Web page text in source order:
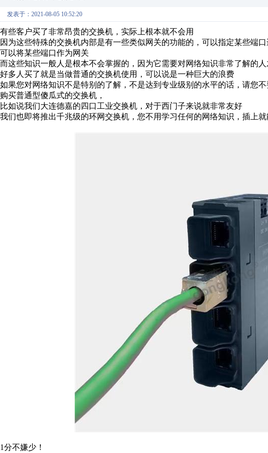
发表于：2021-08-05 10:52:20
有些客户买了非常昂贵的交换机，实际上根本就不会用
因为这些特殊的交换机内部是有一些类似网关的功能的，可以指定某些端
可以将某些端口作为网关
而这些知识一般人是根本不会掌握的，因为它需要对网络知识非常了解的
好多人买了就是当做普通的交换机使用，可以说是一种巨大的浪费
如果您对网络知识不是特别的了解，不是达到专业级别的水平的话，请您
购买普通型傻瓜式的交换机，
比如说我们大连德嘉的四口工业交换机，对于西门子来说就非常友好
我们也即将推出千兆级的环网交换机，您不用学习任何的网络知识，插上就
1分不嫌少！